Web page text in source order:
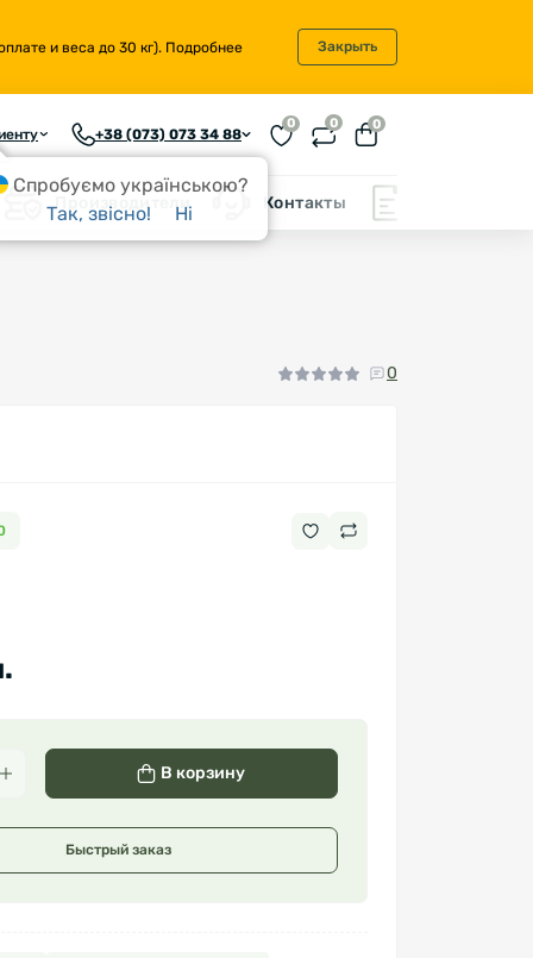
и веса до 30 кг). Подробнее Закрыть
+38 (073) 073 34 88
0 0 0
Производители Контакты
0
В корзину
Быстрый заказ
Спробуємо українською?
Так, звісно!
Ні